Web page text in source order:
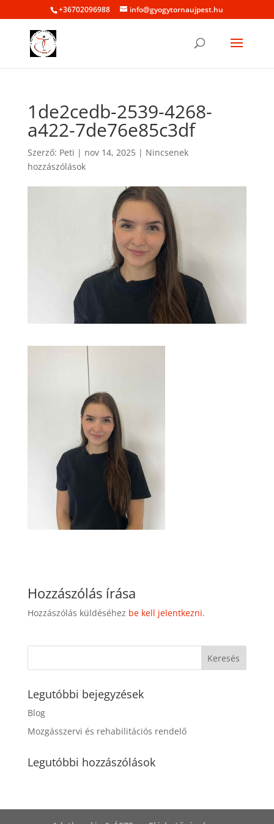
+36702096988 info@gyogytornaujpest.hu
1de2cedb-2539-4268-
a422-7de76e85c3df
Szerző: Peti | nov 14, 2025| Nincsenek
hozzászólások
Hozzászólás írása
Hozzászólás küldéséhez be kell jelentkezni.
Legutóbbi bejegyzések
Blog
Mozgásszervi és rehabilitációs rendelő
Legutóbbi hozzászólások